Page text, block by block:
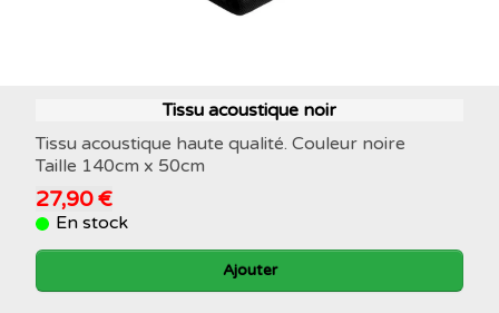
Tissu acoustique noir
Tissu acoustique haute qualité. Couleur noire
Taille 140cm x 50cm
27,90 €
En stock
Ajouter